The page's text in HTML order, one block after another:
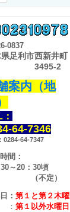
0837
足利市西新井町
2
案内（地
64-7346
0284-64-7347
間：
～20：30頃
不定）
： 第１と第２木曜
第１以外水曜日